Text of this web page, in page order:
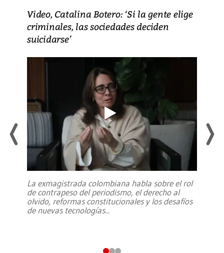
Video, Catalina Botero: ‘Si la gente elige
criminales, las sociedades deciden
suicidarse’
La exmagistrada colombiana habla sobre el rol
de contrapeso del periodismo, el derecho al
olvido, reformas constitucionales y los desafíos
de nuevas tecnologías...